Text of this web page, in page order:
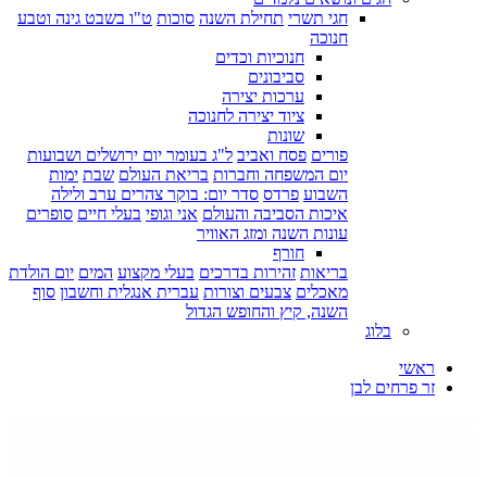
חגי תשרי תחילת השנה סוכות ט"ו בשבט גינה וטבע
חנוכה
חנוכיות וכדים
סביבונים
ערכות יצירה
ציוד יצירה לחנוכה
שונות
פורים פסח ואביב ל"ג בעומר יום ירושלים ושבועות
יום המשפחה וחברות בריאת העולם שבת ימות
השבוע פרדס סדר יום: בוקר צהרים ערב ולילה
איכות הסביבה והעולם אני וגופי בעלי חיים סופרים
עונות השנה ומזג האוויר
חורף
בריאות זהירות בדרכים בעלי מקצוע המים יום הולדת
מאכלים צבעים וצורות עברית אנגלית וחשבון סוף
השנה, קיץ והחופש הגדול
בלוג
ראשי
זר פרחים לבן